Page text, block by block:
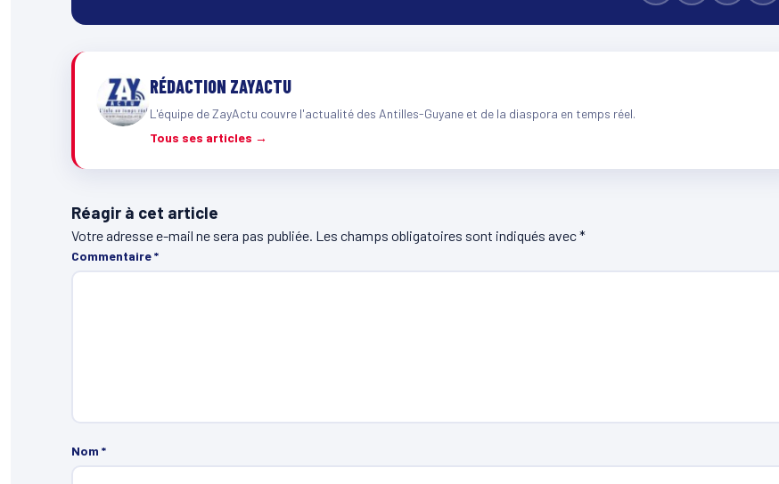
RÉDACTION ZAYACTU
L'équipe de ZayActu couvre l'actualité des Antilles-Guyane et de la diaspora en temps réel.
Tous ses articles →
Réagir à cet article
Votre adresse e-mail ne sera pas publiée. Les champs obligatoires sont indiqués avec*
Commentaire*
Nom *